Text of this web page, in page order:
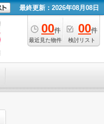
最終更新：2026年08月08日
00件
最近見た物件
00件
検討リスト